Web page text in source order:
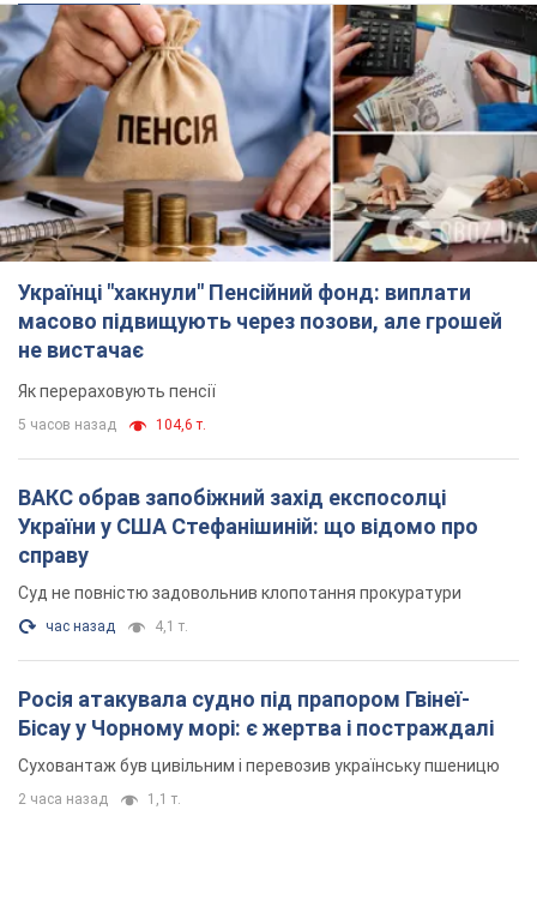
Українці "хакнули" Пенсійний фонд: виплати
масово підвищують через позови, але грошей
не вистачає
Як перераховують пенсії
5 часов назад 104,6 т.
ВАКС обрав запобіжний захід експосолці
України у США Стефанішиній: що відомо про
справу
Суд не повністю задовольнив клопотання прокуратури
час назад 4,1 т.
Росія атакувала судно під прапором Гвінеї-
Бісау у Чорному морі: є жертва і постраждалі
Суховантаж був цивільним і перевозив українську пшеницю
2 часа назад 1,1 т.